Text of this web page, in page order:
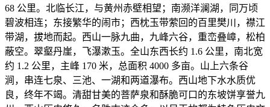
68 公里。北临长江，与黄州赤壁相望；南濒洋澜湖，同万顷
碧波相连；东接繁华的闹市；西枕玉带萦回的百里樊川，襟江
带湖，拔地而起。西山一脉九曲，九峰六谷，重峦叠嶂，松柏
蔽空。翠壑丹崖，飞瀑漱玉。全山东西长约 1.6 公里，南北宽
约 1.2 公里，主峰 170 米，总面积 4000 多亩。山上六条谷
涧，串连七泉、三池、一湖和两道瀑布。西山地下水水质优
良，终年不竭。清甜甘美的菩萨泉和酥脆可口的东坡饼享誉九